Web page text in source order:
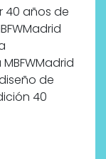
40 años de
de
40